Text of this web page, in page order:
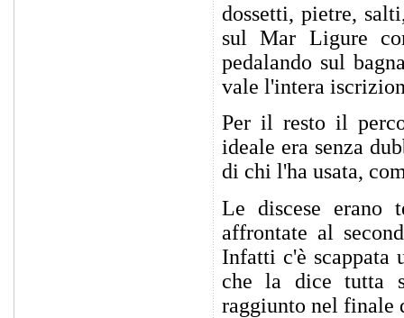
dossetti, pietre,
sul Mar Ligure
pedalando sul
vale l'intera
Per il resto il
ideale era senza
di chi l'ha usata,
Le discese erano
affrontate al
Infatti c'è scappata
che la dice tutta
raggiunto nel finale